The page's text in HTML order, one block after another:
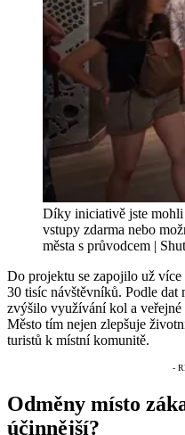
Díky iniciativě jste mohli
vstupy zdarma nebo
města s průvodcem |
Do projektu se zapojilo už
30 tisíc návštěvníků. Podle dat
zvýšilo využívání kol a veřejné
Město tím nejen zlepšuje
turistů k místní komunitě.
Odměny místo
účinnější?